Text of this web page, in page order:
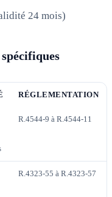
24 mois)
RÉGLEMENTATION
R.4544-9 à R.4544-11
R.4323-55 à R.4323-57